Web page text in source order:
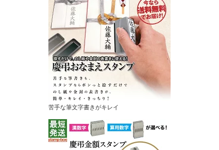
苦手な筆文字書きがキレイ